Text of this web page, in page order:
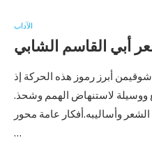
الآداب
أبي القاسم الشابي
أبرز رموز هذه الحركة إذ
ووسيلة لاستنهاض الهمم وشحذ.
وأساليبه.أفكار عامة محور
…